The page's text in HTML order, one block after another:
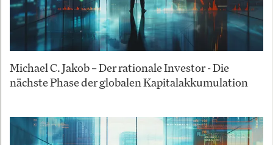
Michael C. Jakob – Der rationale Investor - Die
nächste Phase der globalen Kapitalakkumulation